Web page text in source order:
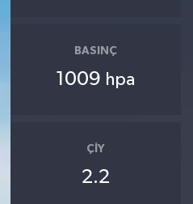
BASINÇ
1009 hpa
ÇIY
2.2